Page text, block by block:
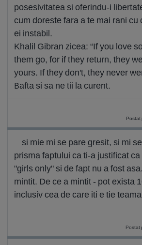
posesivitatea si oferindu-i
cum doreste fara a te mai rani
ei instabil.
Khalil Gibran zicea: “If you love
them go, for if they return, they
yours. If they don't, they never
Bafta si sa ne tii la curent.
Postat
si mie mi se pare gresit, si mi
prisma faptului ca ti-a justificat
"girls only" si de fapt nu a fost
mintit. De ce a mintit - pot exista
inclusiv cea de care iti e tie
Postat